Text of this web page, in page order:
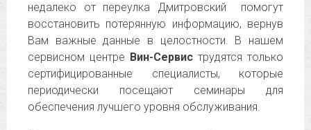
недалеко от переулка Дмитровский помогут
восстановить потерянную информацию, вернув
Вам важные данные в целостности. В нашем
сервисном центре Вин-Сервис трудятся только
сертифицированные специалисты, которые
периодически посещают семинары для
обеспечения лучшего уровня обслуживания.